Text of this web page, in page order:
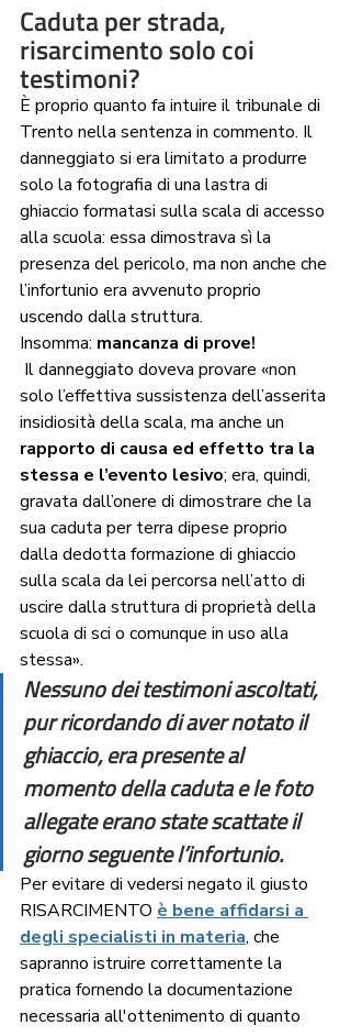
Caduta per strada,
risarcimento solo coi
testimoni?
È proprio quanto fa intuire il tribunale di
Trento nella sentenza in commento. Il
danneggiato si era limitato a produrre
solo la fotografia di una lastra di
ghiaccio formatasi sulla scala di accesso
alla scuola: essa dimostrava sì la
presenza del pericolo, ma non anche che
l’infortunio era avvenuto proprio
uscendo dalla struttura.
Insomma: mancanza di prove!
solo l’effettiva sussistenza dell’asserita
insidiosità della scala, ma anche un
rapporto di causa ed effetto tra la
stessa e l’evento lesivo; era, quindi,
gravata dall’onere di dimostrare che la
sua caduta per terra dipese proprio
dalla dedotta formazione di ghiaccio
sulla scala da lei percorsa nell’atto di
uscire dalla struttura di proprietà della
scuola di sci o comunque in uso alla
stessa».
Nessuno dei testimoni ascoltati,
pur ricordando di aver notato il
ghiaccio, era presente al
momento della caduta e le foto
allegate erano state scattate il
giorno seguente l’infortunio.
Per evitare di vedersi negato il giusto
RISARCIMENTO è bene affidarsi a
degli specialisti in materia, che
sapranno istruire correttamente la
pratica fornendo la documentazione
necessaria all'ottenimento di quanto